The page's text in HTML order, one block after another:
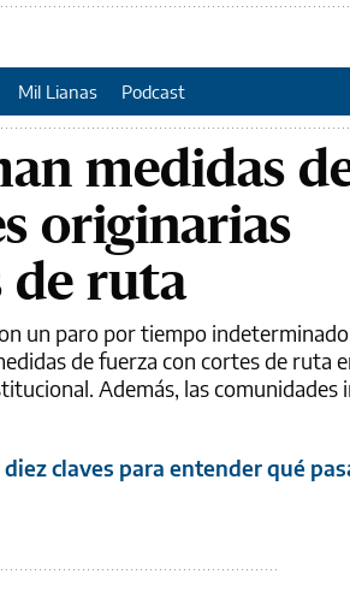
Mil Lianas Podcast
medidas
originarias
de ruta
un paro por tiempo
de fuerza con cortes de ruta
Además, las comunidades
claves para entender qué